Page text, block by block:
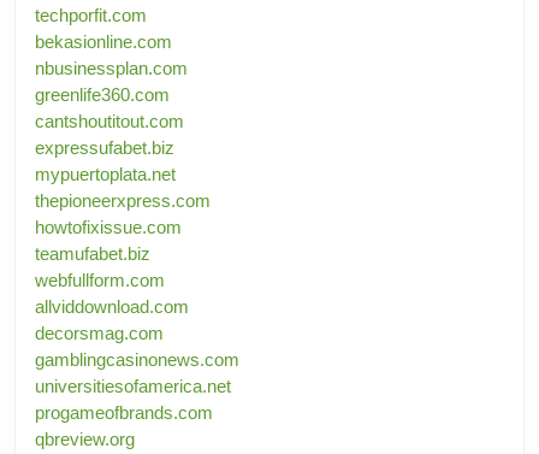
techporfit.com
bekasionline.com
nbusinessplan.com
greenlife360.com
cantshoutitout.com
expressufabet.biz
mypuertoplata.net
thepioneerxpress.com
howtofixissue.com
teamufabet.biz
webfullform.com
allviddownload.com
decorsmag.com
gamblingcasinonews.com
universitiesofamerica.net
progameofbrands.com
qbreview.org